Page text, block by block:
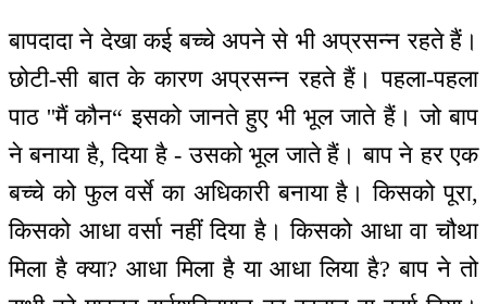
बापदादा ने देखा कई बच्चे अपने से भी अप्रसन्न रहते हैं।
छोटी-सी बात के कारण अप्रसन्न रहते हैं। पहला-पहला
पाठ ''मैं कौन“ इसको जानते हुए भी भूल जाते हैं। जो बाप
ने बनाया है, दिया है - उसको भूल जाते हैं। बाप ने हर एक
बच्चे को फुल वर्से का अधिकारी बनाया है। किसको पूरा,
किसको आधा वर्सा नहीं दिया है। किसको आधा वा चौथा
मिला है क्या? आधा मिला है या आधा लिया है? बाप ने तो